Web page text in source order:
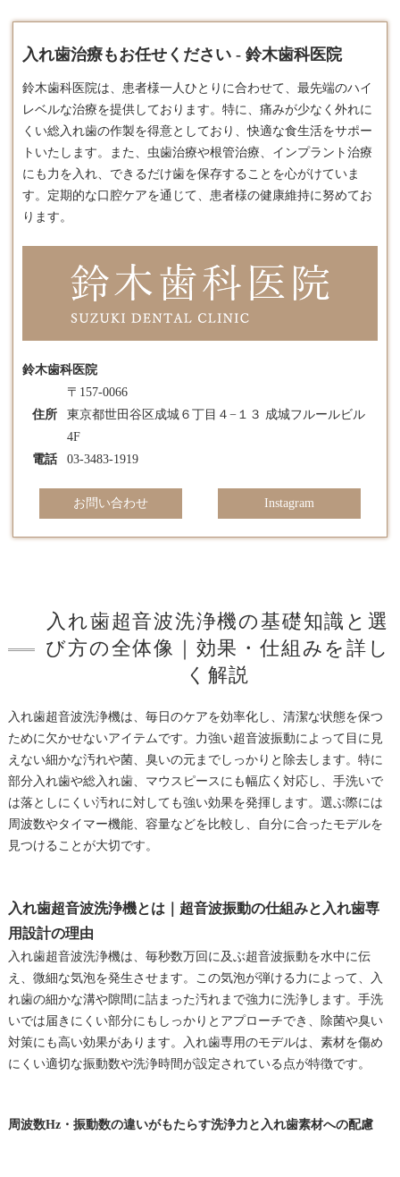
入れ歯治療もお任せください - 鈴木歯科医院
鈴木歯科医院は、患者様一人ひとりに合わせて、最先端のハイ
レベルな治療を提供しております。​特に、痛みが少なく外れに
くい総入れ歯の作製を得意としており、快適な食生活をサポー
トいたします。​また、虫歯治療や根管治療、インプラント治療
にも力を入れ、できるだけ歯を保存することを心がけていま
す。​定期的な口腔ケアを通じて、患者様の健康維持に努めてお
ります。
鈴木歯科医院
住所
〒157-0066
東京都世田谷区成城６丁目４−１３ 成城フルールビル
4F
電話
03-3483-1919
お問い合わせ Instagram
入れ歯超音波洗浄機の基礎知識と選
び方の全体像｜効果・仕組みを詳し
く解説
入れ歯超音波洗浄機は、毎日のケアを効率化し、清潔な状態を保つ
ために欠かせないアイテムです。力強い超音波振動によって目に見
えない細かな汚れや菌、臭いの元までしっかりと除去します。特に
部分入れ歯や総入れ歯、マウスピースにも幅広く対応し、手洗いで
は落としにくい汚れに対しても強い効果を発揮します。選ぶ際には
周波数やタイマー機能、容量などを比較し、自分に合ったモデルを
見つけることが大切です。
入れ歯超音波洗浄機とは｜超音波振動の仕組みと入れ歯専
用設計の理由
入れ歯超音波洗浄機は、毎秒数万回に及ぶ超音波振動を水中に伝
え、微細な気泡を発生させます。この気泡が弾ける力によって、入
れ歯の細かな溝や隙間に詰まった汚れまで強力に洗浄します。手洗
いでは届きにくい部分にもしっかりとアプローチでき、除菌や臭い
対策にも高い効果があります。入れ歯専用のモデルは、素材を傷め
にくい適切な振動数や洗浄時間が設定されている点が特徴です。
周波数Hz・振動数の違いがもたらす洗浄力と入れ歯素材への配慮